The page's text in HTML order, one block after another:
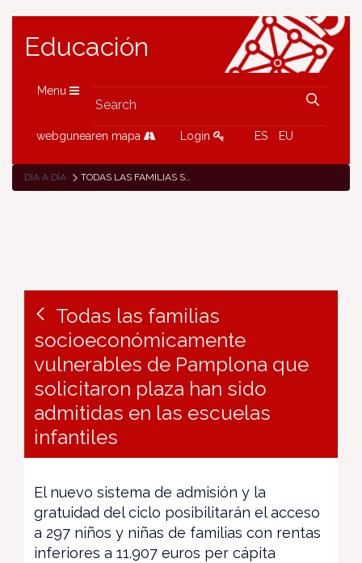
Educación
Menu
webgunearen mapa Login ES EU
DÍA A DÍA TODAS LAS FAMILIAS SOCIOECONÓMICAMENTE VULNERABLES DE PAMPLONA QUE SOLICITARON PLAZA HAN SIDO ADMITIDAS EN LAS ESCUELAS INFANTILES
Todas las familias
socioeconómicamente
vulnerables de Pamplona que
solicitaron plaza han sido
admitidas en las escuelas
infantiles
El nuevo sistema de admisión y la
gratuidad del ciclo posibilitarán el acceso
a 297 niños y niñas de familias con rentas
inferiores a 11.907 euros per cápita